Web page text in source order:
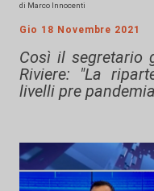
di Marco Innocenti
Gio 18 Novembre 2021
Così il segretario
Riviere: "La
livelli pre